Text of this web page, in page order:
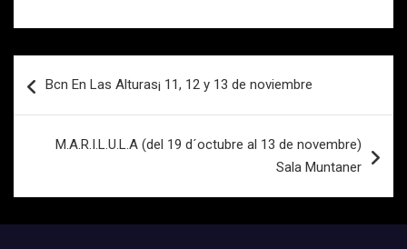
de
Bcn En Las Alturas¡ 11, 12 y 13 de noviembre
M.A.R.I.L.U.L.A (del 19 d´octubre al 13 de novembre)
Sala Muntaner